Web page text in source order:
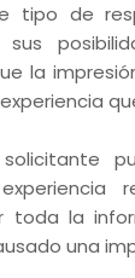
tipo de
sus
la
toda la
una